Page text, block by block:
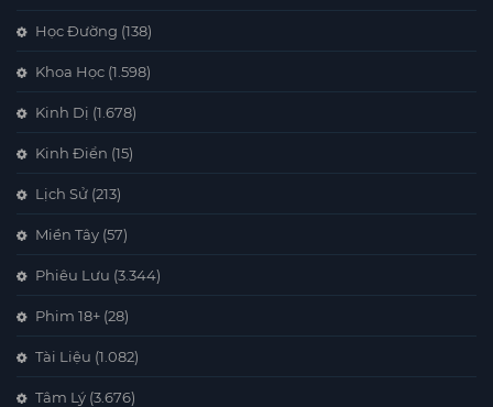
Học Đường (138)
Khoa Học (1.598)
Kinh Dị (1.678)
Kinh Điển (15)
Lịch Sử (213)
Miền Tây (57)
Phiêu Lưu (3.344)
Phim 18+ (28)
Tài Liệu (1.082)
Tâm Lý (3.676)